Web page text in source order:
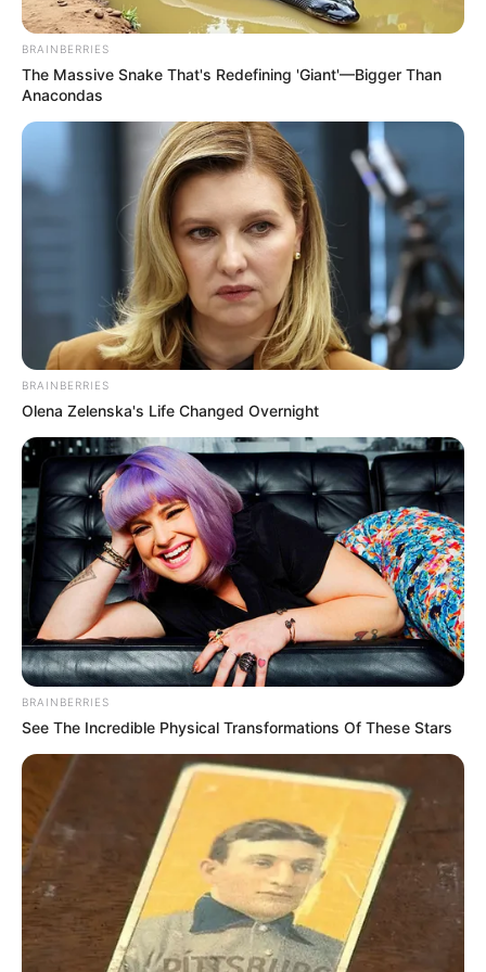
Friss hírek
Bözsi néni is megszólalt a mai
tömegtüntetésről
“Na, gyerekek, ma délután megtartották a nagy „Ne
féljetek!” tüntetést a Sándor-palota előtt.
A rendezvény hivatalosan arról szólt, hogy
BRAINBERRIES
The Massive Snake That's Redefining 'Giant'—Bigger Than
Anacondas
BRAINBERRIES
Olena Zelenska's Life Changed Overnight
BRAINBERRIES
See The Incredible Physical Transformations Of These Stars